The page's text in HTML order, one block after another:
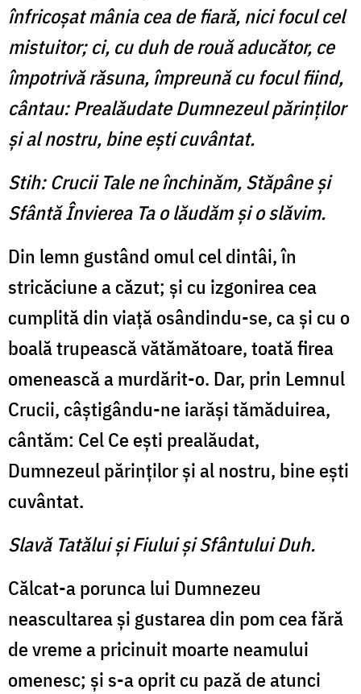
înfricoşat mânia cea de fiară, nici focul cel
mistuitor; ci, cu duh de rouă aducător, ce
împotrivă răsuna, împreună cu focul fiind,
cântau: Prealăudate Dumnezeul părinţilor
şi al nostru, bine eşti cuvântat.
Stih: Crucii Tale ne închinăm, Stăpâne și
Sfântă Învierea Ta o lăudăm și o slăvim.
Din lemn gustând omul cel dintâi, în
stricăciune a căzut; şi cu izgonirea cea
cumplită din viaţă osândindu-se, ca şi cu o
boală trupească vătămătoare, toată firea
omenească a murdărit-o. Dar, prin Lemnul
Crucii, câştigându-ne iarăşi tămăduirea,
cântăm: Cel Ce eşti prealăudat,
Dumnezeul părinţilor şi al nostru, bine eşti
cuvântat.
Slavă Tatălui şi Fiului şi Sfântului Duh.
Călcat-a porunca lui Dumnezeu
neascultarea şi gustarea din pom cea fără
de vreme a pricinuit moarte neamului
omenesc; şi s-a oprit cu pază de atunci